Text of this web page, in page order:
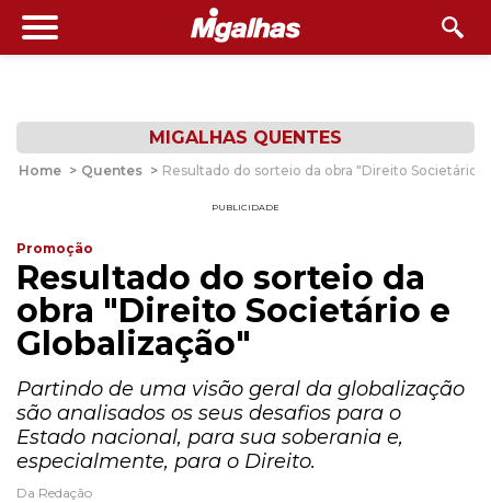
MIGALHAS QUENTES
Home > Quentes > Resultado do sorteio da obra "Direito Societário
PUBLICIDADE
Promoção
Resultado do sorteio da
obra "Direito Societário e
Globalização"
Partindo de uma visão geral da globalização
são analisados os seus desafios para o
Estado nacional, para sua soberania e,
especialmente, para o Direito.
Da Redação